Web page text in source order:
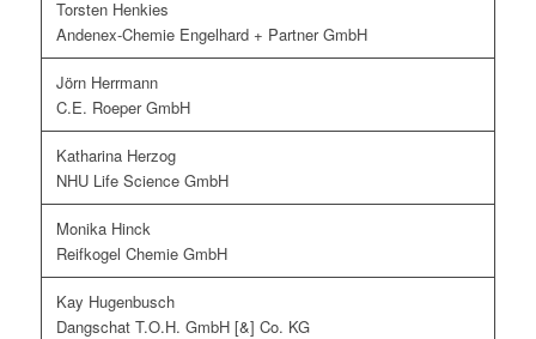
Torsten Henkies
Andenex-Chemie Engelhard + Partner GmbH
Jörn Herrmann
C.E. Roeper GmbH
Katharina Herzog
NHU Life Science GmbH
Monika Hinck
Reifkogel Chemie GmbH
Kay Hugenbusch
Dangschat T.O.H. GmbH [&] Co. KG